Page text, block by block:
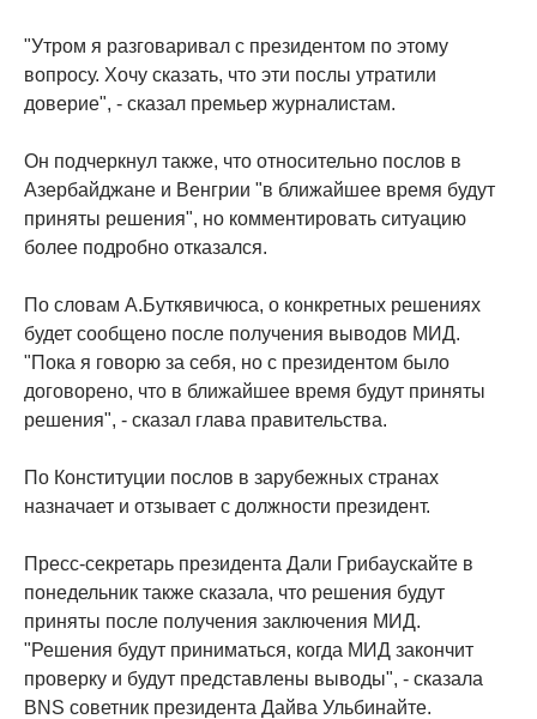
"Утром я разговаривал с президентом по этому
вопросу. Хочу сказать, что эти послы утратили
доверие", - сказал премьер журналистам.
Он подчеркнул также, что относительно послов в
Азербайджане и Венгрии "в ближайшее время будут
приняты решения", но комментировать ситуацию
более подробно отказался.
По словам А.Буткявичюса, о конкретных решениях
будет сообщено после получения выводов МИД.
"Пока я говорю за себя, но с президентом было
договорено, что в ближайшее время будут приняты
решения", - сказал глава правительства.
По Конституции послов в зарубежных странах
назначает и отзывает с должности президент.
Пресс-секретарь президента Дали Грибаускайте в
понедельник также сказала, что решения будут
приняты после получения заключения МИД.
"Решения будут приниматься, когда МИД закончит
проверку и будут представлены выводы", - сказала
BNS советник президента Дайва Ульбинайте.